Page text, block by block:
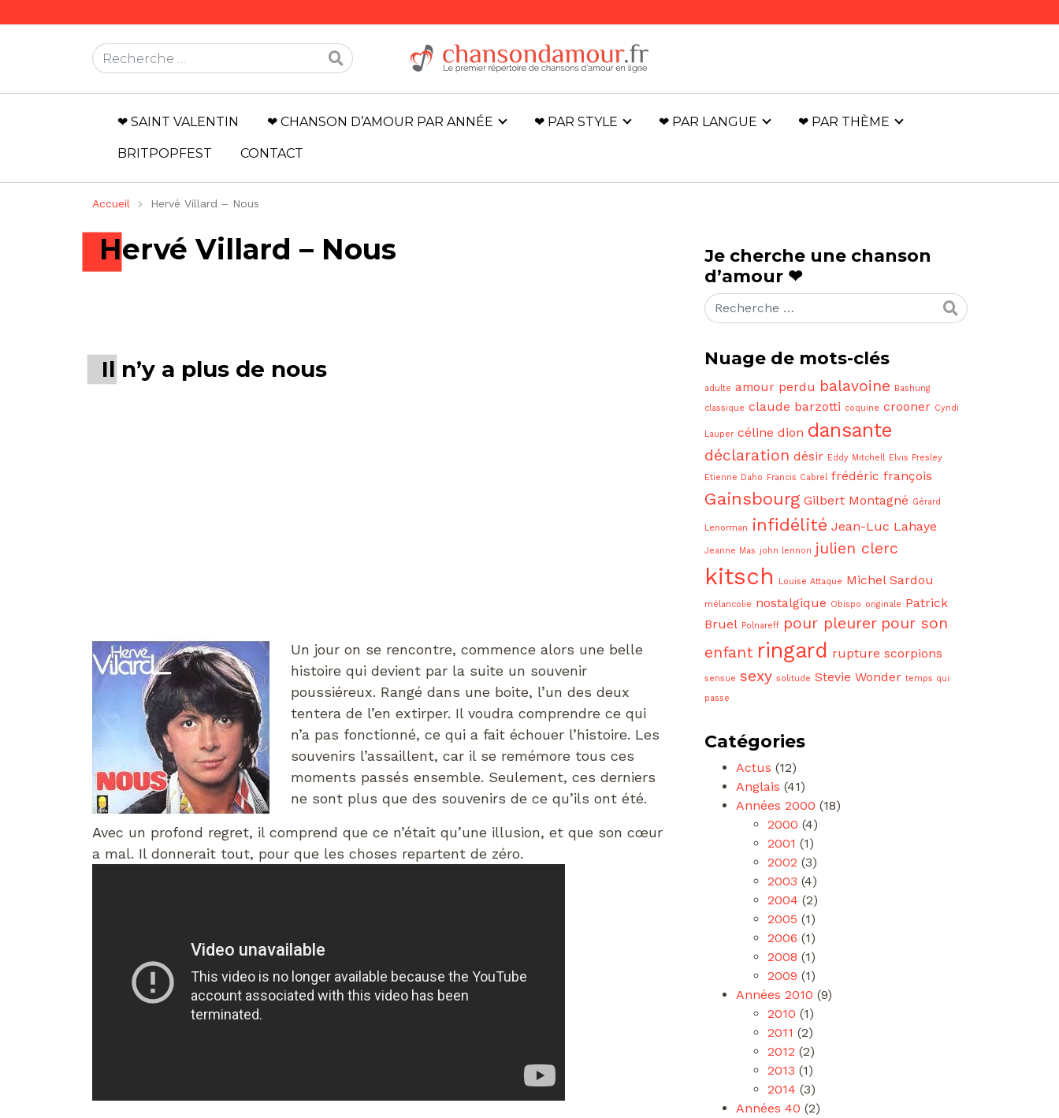
Rechercher
❤ SAINT VALENTIN ❤ CHANSON D’AMOUR PAR ANNÉE ❤ PAR STYLE ❤ PAR LANGUE ❤ PAR THÈME
BRITPOPFEST CONTACT
Accueil Hervé Villard – Nous
Hervé Villard – Nous
Il n’y a plus de nous
Un jour on se rencontre, commence alors une belle
histoire qui devient par la suite un souvenir
poussiéreux. Rangé dans une boite, l’un des deux
tentera de l’en extirper. Il voudra comprendre ce qui
n’a pas fonctionné, ce qui a fait échouer l’histoire. Les
souvenirs l’assaillent, car il se remémore tous ces
moments passés ensemble. Seulement, ces derniers
ne sont plus que des souvenirs de ce qu’ils ont été.
Avec un profond regret, il comprend que ce n’était qu’une illusion, et que son cœur
a mal. Il donnerait tout, pour que les choses repartent de zéro.
Je cherche une chanson
d’amour ❤
Rechercher
Nuage de mots-clés
adulte amour perdu balavoine Bashung
classique claude barzotti coquine crooner Cyndi
Lauper céline dion dansante
déclaration désir Eddy Mitchell Elvis Presley
Etienne Daho Francis Cabrel frédéric françois
Gainsbourg Gilbert Montagné Gérard
Lenorman infidélité Jean-Luc Lahaye
Jeanne Mas john lennon julien clerc
kitsch Louise Attaque Michel Sardou
mélancolie nostalgique Obispo originale Patrick
Bruel Polnareff pour pleurer pour son
enfant ringard rupture scorpions
sensue sexy solitude Stevie Wonder temps qui
passe
Catégories
Actus (12)
Anglais (41)
Années 2000 (18)
2000 (4)
2001 (1)
2002 (3)
2003 (4)
2004 (2)
2005 (1)
2006 (1)
2008 (1)
2009 (1)
Années 2010 (9)
2010 (1)
2011 (2)
2012 (2)
2013 (1)
2014 (3)
Années 40 (2)